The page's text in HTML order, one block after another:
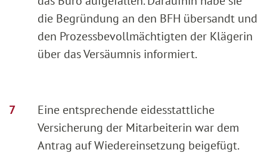
die Begründung an den BFH übersandt und
den Prozessbevollmächtigten der Klägerin
über das Versäumnis informiert.
Eine entsprechende eidesstattliche
Versicherung der Mitarbeiterin war dem
Antrag auf Wiedereinsetzung beigefügt.